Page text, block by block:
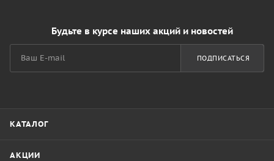
Будьте в курсе наших акций и новостей
ПОДПИСАТЬСЯ
КАТАЛОГ
АКЦИИ